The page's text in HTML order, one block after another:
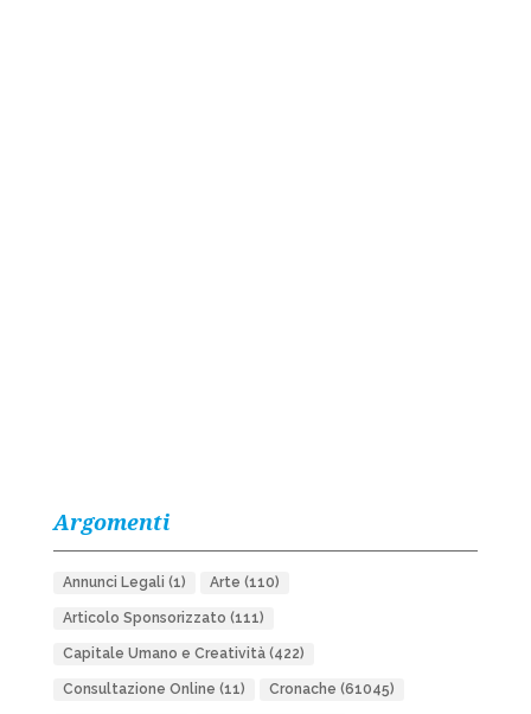
Argomenti
Annunci Legali (1) Arte (110)
Articolo Sponsorizzato (111)
Capitale Umano e Creatività(422)
Consultazione Online (11) Cronache (61045)